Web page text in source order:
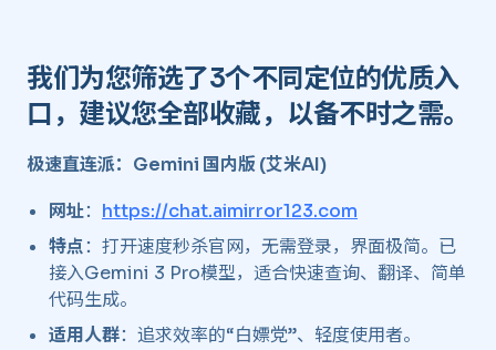
我们为您筛选了3个不同定位的优质入
口，建议您全部收藏，以备不时之需。
极速直连派：Gemini 国内版 (艾米AI)
网址： https://chat.aimirror123.com
特点：打开速度秒杀官网，无需登录，界面极简。已
接入Gemini 3 Pro模型，适合快速查询、翻译、简单
代码生成。
适用人群：追求效率的“白嫖党”、轻度使用者。